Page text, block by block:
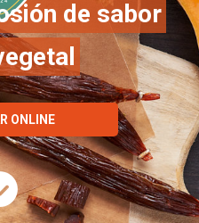
de sabor
ONLINE